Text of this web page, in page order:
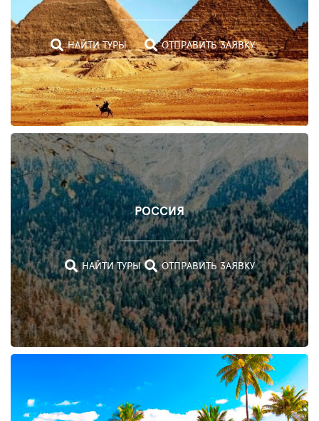
НАЙТИ ТУРЫ ОТПРАВИТЬ ЗАЯВКУ
РОССИЯ
НАЙТИ ТУРЫ ОТПРАВИТЬ ЗАЯВКУ
ОАЭ
НАЙТИ
ТУРЫ
ОТПРАВИТЬ
ЗАЯВКУ